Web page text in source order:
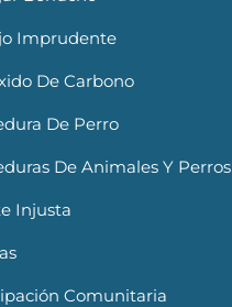
Imprudente
De Carbono
De Perro
De Animales Y Perros
Injusta
Comunitaria